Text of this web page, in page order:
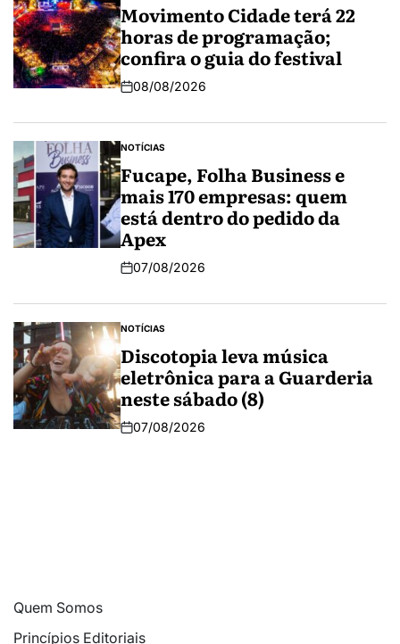
Movimento Cidade terá 22
horas de programação;
confira o guia do festival
08/08/2026
NOTÍCIAS
Fucape, Folha Business e
mais 170 empresas: quem
está dentro do pedido da
Apex
07/08/2026
NOTÍCIAS
Discotopia leva música
eletrônica para a Guarderia
neste sábado (8)
07/08/2026
Quem Somos
Princípios Editoriais